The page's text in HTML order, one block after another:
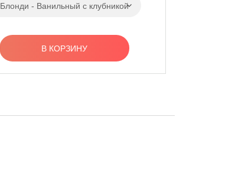
Блонди - Ванильный с клубникой
В КОРЗИНУ